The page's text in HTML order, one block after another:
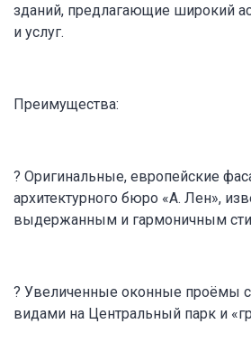
зданий, предлагающие широкий
и услуг.
Преимущества:
? Оригинальные, европейские
архитектурного бюро «А. Лен»,
выдержанным и гармоничным
? Увеличенные оконные проёмы
видами на Центральный парк и